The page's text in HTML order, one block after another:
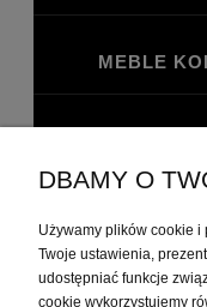
MEBLE
DBAMY O
Używamy plików cookie
Twoje ustawienia,
udostępniać funkcje
cookie wykorzystujemy